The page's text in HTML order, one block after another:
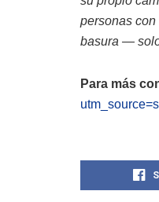
personas
basura —
Para más